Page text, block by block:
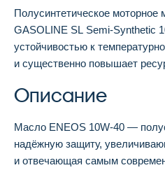
Полусинтетическое моторное
GASOLINE SL Semi-Synthetic
устойчивостью к
и существенно повышает
Описание
Масло ENEOS 10W-40 —
надёжную защиту,
и отвечающая самым